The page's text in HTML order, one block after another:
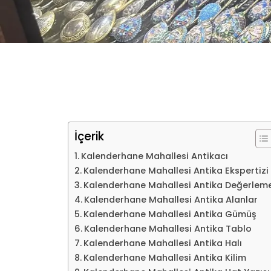
İçerik
Kalenderhane Mahallesi Antikacı
Kalenderhane Mahallesi Antika Ekspertizi
Kalenderhane Mahallesi Antika
Kalenderhane Mahallesi Antika Alanlar
Kalenderhane Mahallesi Antika Gümüş
Kalenderhane Mahallesi Antika Tablo
Kalenderhane Mahallesi Antika Halı
Kalenderhane Mahallesi Antika Kilim